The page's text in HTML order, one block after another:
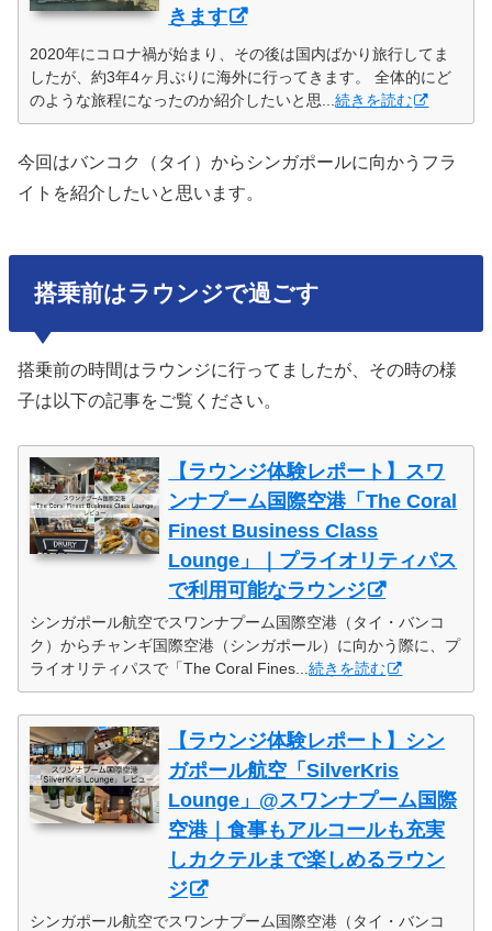
きます
2020年にコロナ禍が始まり、その後は国内ばかり旅行してま
したが、約3年4ヶ月ぶりに海外に行ってきます。 全体的にど
のような旅程になったのか紹介したいと思...続きを読む
今回はバンコク（タイ）からシンガポールに向かうフラ
イトを紹介したいと思います。
搭乗前はラウンジで過ごす
搭乗前の時間はラウンジに行ってましたが、その時の様
子は以下の記事をご覧ください。
【ラウンジ体験レポート】スワ
ンナプーム国際空港「The Coral
Finest Business Class
Lounge」｜プライオリティパス
で利用可能なラウンジ
シンガポール航空でスワンナプーム国際空港（タイ・バンコ
ク）からチャンギ国際空港（シンガポール）に向かう際に、プ
ライオリティパスで「The Coral Fines...続きを読む
【ラウンジ体験レポート】シン
ガポール航空「SilverKris
Lounge」@スワンナプーム国際
空港｜食事もアルコールも充実
しカクテルまで楽しめるラウン
ジ
シンガポール航空でスワンナプーム国際空港（タイ・バンコ